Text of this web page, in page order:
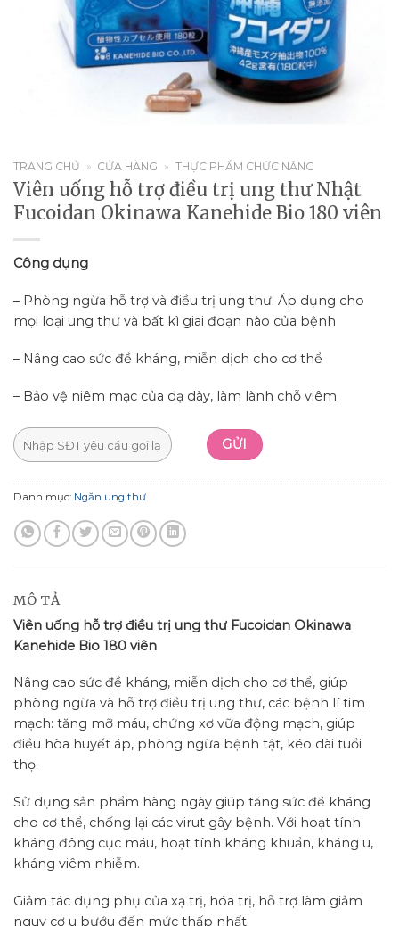
TRANG CHỦ » CỬA HÀNG » THỰC PHẨM CHỨC NĂNG
Viên uống hỗ trợ điều trị ung thư Nhật
Fucoidan Okinawa Kanehide Bio 180 viên
Công dụng
– Phòng ngừa hỗ trợ và điều trị ung thư. Áp dụng cho
mọi loại ung thư và bất kì giai đoạn nào của bệnh
– Nâng cao sức đề kháng, miễn dịch cho cơ thể
– Bảo vệ niêm mạc của dạ dày, làm lành chỗ viêm
Danh mục: Ngăn ung thư
MÔ TẢ
Viên uống hỗ trợ điều trị ung thư Fucoidan Okinawa
Kanehide Bio 180 viên
Nâng cao sức đề kháng, miễn dịch cho cơ thể, giúp
phòng ngừa và hỗ trợ điều trị ung thư, các bệnh lí tim
mạch: tăng mỡ máu, chứng xơ vữa động mạch, giúp
điều hòa huyết áp, phòng ngừa bệnh tật, kéo dài tuổi
thọ.
Sử dụng sản phẩm hàng ngày giúp tăng sức đề kháng
cho cơ thể, chống lại các virut gây bệnh. Với hoạt tính
kháng đông cục máu, hoạt tính kháng khuẩn, kháng u,
kháng viêm nhiễm.
Giảm tác dụng phụ của xạ trị, hóa trị, hỗ trợ làm giảm
nguy cơ u bướu đến mức thấp nhất.